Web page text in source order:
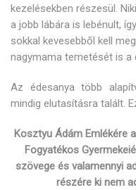
kezelésekben részesül.
a jobb lábára is lebénult,
sokkal kevesebből kell
nagymama temetését is a
Az édesanya több
mindig elutasításra talált.
Kosztyu Ádám Emlékére
Fogyatékos
szövege és valamennyi
részére ki nem